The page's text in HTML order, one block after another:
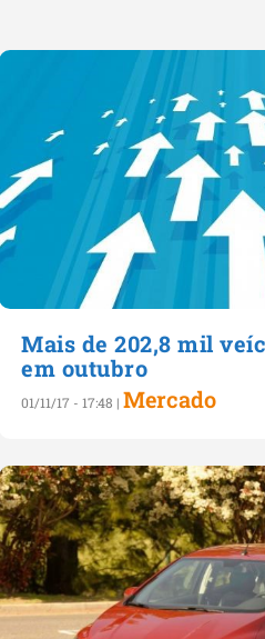
Mais de 202,8 mil
em outubro
01/11/17 - 17:48 | Mercado